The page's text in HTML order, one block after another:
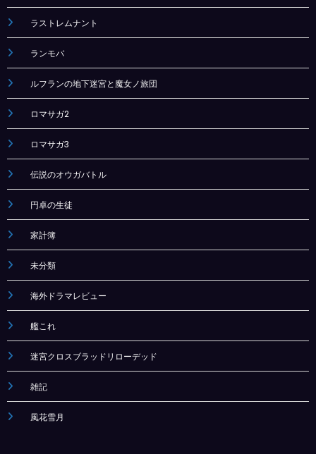
ラストレムナント
ランモバ
ルフランの地下迷宮と魔女ノ旅団
ロマサガ2
ロマサガ3
伝説のオウガバトル
円卓の生徒
家計簿
未分類
海外ドラマレビュー
艦これ
迷宮クロスブラッドリローデッド
雑記
風花雪月